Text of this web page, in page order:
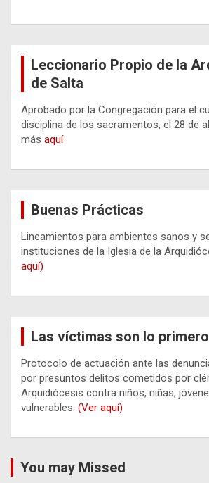
Leccionario Propio de la
de Salta
Aprobado por la Congregación para el
disciplina de los sacramentos, el 28 de
más aquí
Buenas Prácticas
Lineamientos para ambientes sanos y
instituciones de la Iglesia de la
aquí)
Las víctimas son lo primero
Protocolo de actuación ante las
por presuntos delitos cometidos por
Arquidiócesis contra niños, niñas,
vulnerables. (Ver aquí)
You may Missed